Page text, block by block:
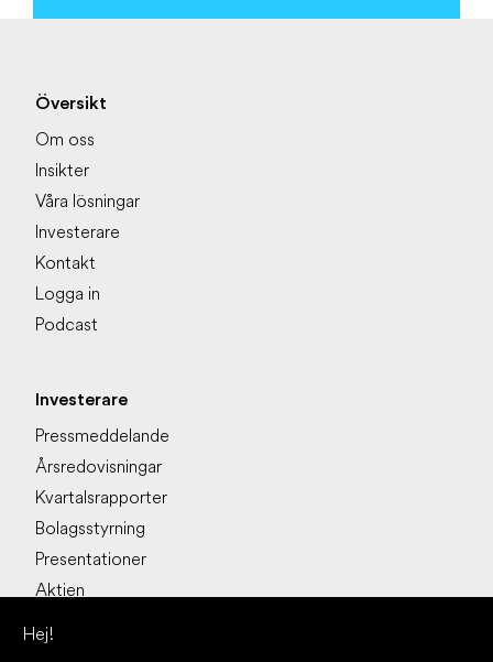
Översikt
Om oss
Insikter
Våra lösningar
Investerare
Kontakt
Logga in
Podcast
Investerare
Pressmeddelande
Årsredovisningar
Kvartalsrapporter
Bolagsstyrning
Presentationer
Aktien
Hej!